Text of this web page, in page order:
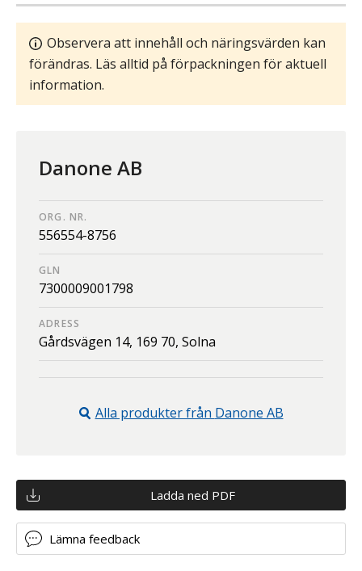
Observera att innehåll och näringsvärden kan
förändras. Läs alltid på förpackningen för aktuell
information.
Danone AB
ORG. NR.
556554-8756
GLN
7300009001798
ADRESS
Gårdsvägen 14, 169 70, Solna
Alla produkter från Danone AB
Ladda ned PDF
Lämna feedback